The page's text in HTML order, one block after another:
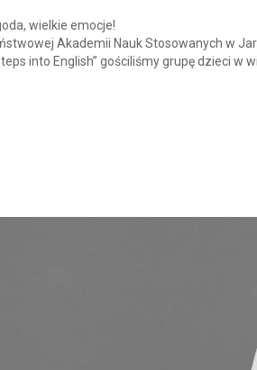
wielkie emocje!
Akademii Nauk Stosowanych w
into English” gościliśmy grupę dzieci w